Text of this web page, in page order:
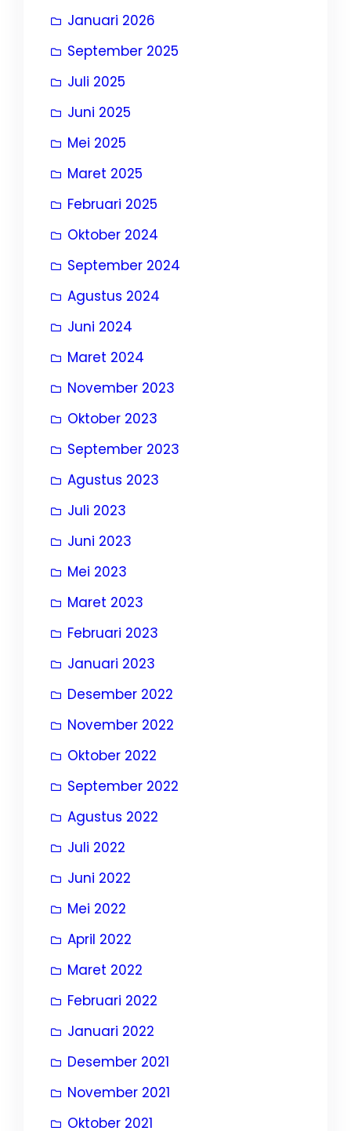
Januari 2026
September 2025
Juli 2025
Juni 2025
Mei 2025
Maret 2025
Februari 2025
Oktober 2024
September 2024
Agustus 2024
Juni 2024
Maret 2024
November 2023
Oktober 2023
September 2023
Agustus 2023
Juli 2023
Juni 2023
Mei 2023
Maret 2023
Februari 2023
Januari 2023
Desember 2022
November 2022
Oktober 2022
September 2022
Agustus 2022
Juli 2022
Juni 2022
Mei 2022
April 2022
Maret 2022
Februari 2022
Januari 2022
Desember 2021
November 2021
Oktober 2021